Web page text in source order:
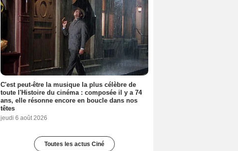
C'est peut-être la musique la plus célèbre de
toute l'Histoire du cinéma : composée il y a 74
ans, elle résonne encore en boucle dans nos
têtes
jeudi 6 août 2026
Toutes les actus Ciné